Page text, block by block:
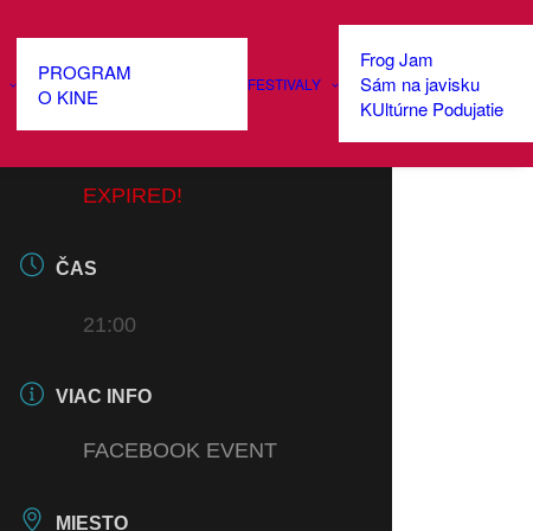
PROGRAM
O KINE
FESTIVALY
Frog Jam
Sám na javisku
KUltúrne Podujatie
DÁTUM
05 JÚL 2024
EXPIRED!
ČAS
21:00
VIAC INFO
FACEBOOK EVENT
MIESTO